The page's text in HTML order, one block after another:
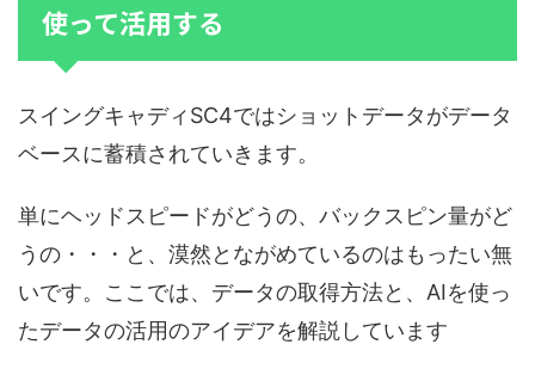
使って活用する
スイングキャディSC4ではショットデータがデータ
ベースに蓄積されていきます。
単にヘッドスピードがどうの、バックスピン量がど
うの・・・と、漠然とながめているのはもったい無
いです。ここでは、データの取得方法と、AIを使っ
たデータの活用のアイデアを解説しています